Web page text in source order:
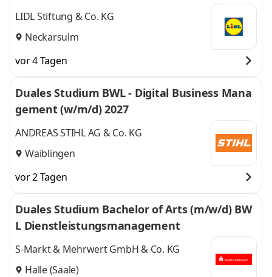
Einkauf 2027
LIDL Stiftung & Co. KG
Neckarsulm
vor 4 Tagen
Duales Studium BWL - Digital Business Mana
gement (w/m/d) 2027
ANDREAS STIHL AG & Co. KG
Waiblingen
vor 2 Tagen
Duales Studium Bachelor of Arts (m/w/d) BW
L Dienstleistungsmanagement
S-Markt & Mehrwert GmbH & Co. KG
Halle (Saale)